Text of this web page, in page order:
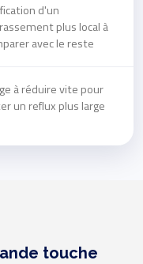
d'un
plus local à
avec le reste
à réduire vite pour
un reflux plus large
touche